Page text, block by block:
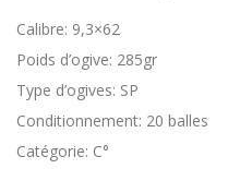
Calibre: 9,3×62
Poids d’ogive: 285gr
Type d’ogives: SP
Conditionnement: 20 balles
Catégorie: C°